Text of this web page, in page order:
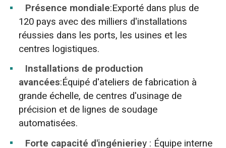
Présence mondiale:Exporté dans plus de
120 pays avec des milliers d'installations
réussies dans les ports, les usines et les
centres logistiques.
Installations de production
avancées:Équipé d'ateliers de fabrication à
grande échelle, de centres d'usinage de
précision et de lignes de soudage
automatisées.
Forte capacité d'ingénieriey : Équipe interne